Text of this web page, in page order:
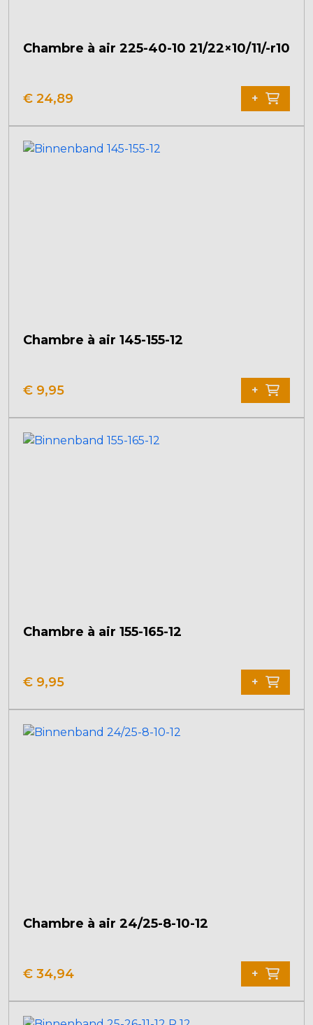
Chambre à air 225-40-10 21/22×10/11/-r10
€ 24,89 +
Chambre à air 145-155-12
€ 9,95 +
Chambre à air 155-165-12
€ 9,95 +
Chambre à air 24/25-8-10-12
€ 34,94 +